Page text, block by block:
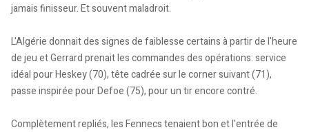
jamais finisseur. Et souvent maladroit.
L'Algérie donnait des signes de faiblesse certains à partir de l'heure
de jeu et Gerrard prenait les commandes des opérations: service
idéal pour Heskey (70), tête cadrée sur le corner suivant (71),
passe inspirée pour Defoe (75), pour un tir encore contré.
Complètement repliés, les Fennecs tenaient bon et l'entrée de